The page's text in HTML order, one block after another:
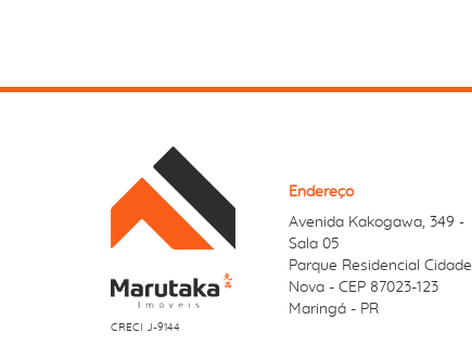
CRECI J-9144
Endereço
Avenida Kakogawa, 349 -
Sala 05
Parque Residencial Cidade
Nova - CEP 87023-123
Maringá - PR